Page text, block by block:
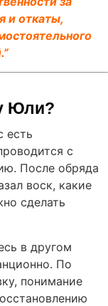
и откаты,
Юли?
есть
с
После обряда
воск, какие
сделать
в другом
По
понимание